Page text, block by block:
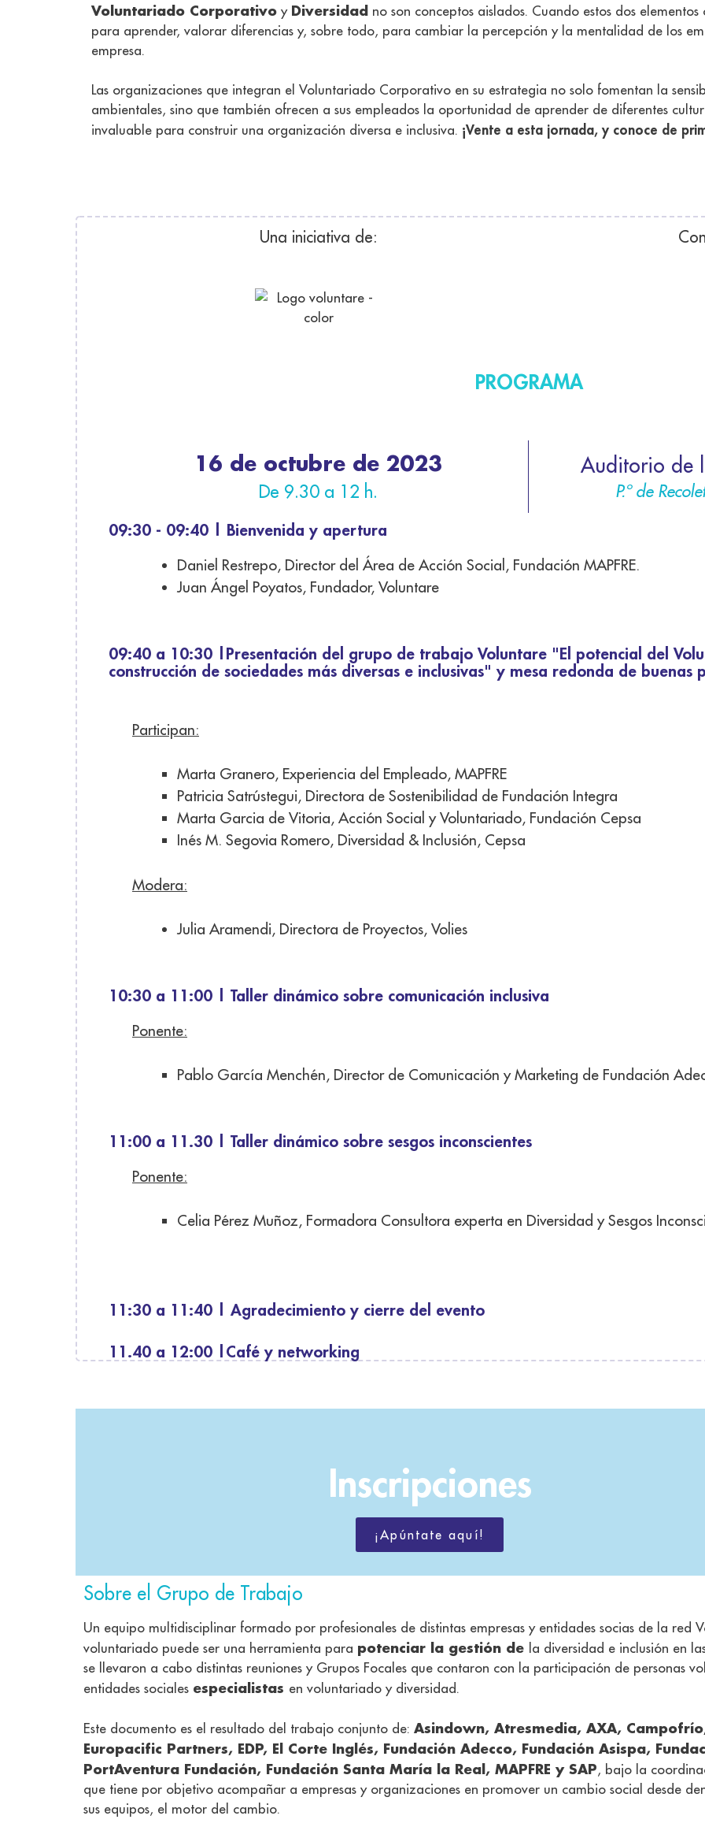
Voluntariado Corporativo y Diversidad no son conceptos aislados. Cuando estos dos
para aprender, valorar diferencias y, sobre todo, para cambiar la percepción y la mentalidad de los
empresa.
Las organizaciones que integran el Voluntariado Corporativo en su estrategia no solo fomentan la
ambientales, sino que también ofrecen a sus empleados la oportunidad de aprender de diferentes
invaluable para construir una organización diversa e inclusiva. ¡Vente a esta jornada, y conoce de
Una iniciativa de:
PROGRAMA
16 de octubre de 2023
De 9.30 a 12 h.
Auditorio de
P.º de
09:30 - 09:40 | Bienvenida y apertura
Daniel Restrepo, Director del Área de Acción Social, Fundación MAPFRE.
Juan Ángel Poyatos, Fundador, Voluntare
09:40 a 10:30 |Presentación del grupo de trabajo Voluntare "El potencial del
construcción de sociedades más diversas e inclusivas" y mesa redonda de buenas
Participan:
Marta Granero, Experiencia del Empleado, MAPFRE
Patricia Satrústegui, Directora de Sostenibilidad de Fundación Integra
Marta Garcia de Vitoria, Acción Social y Voluntariado, Fundación Cepsa
Inés M. Segovia Romero, Diversidad & Inclusión, Cepsa
Modera:
Julia Aramendi, Directora de Proyectos, Volies
10:30 a 11:00 | Taller dinámico sobre comunicación inclusiva
Ponente:
Pablo García Menchén, Director de Comunicación y Marketing de Fundación
11:00 a 11.30 | Taller dinámico sobre sesgos inconscientes
Ponente:
Celia Pérez Muñoz, Formadora Consultora experta en Diversidad y Sesgos
11:30 a 11:40 | Agradecimiento y cierre del evento
11.40 a 12:00 |Café y networking
Inscripciones
¡Apúntate aquí!
Sobre el Grupo de Trabajo
Un equipo multidisciplinar formado por profesionales de distintas empresas y entidades socias de la red
voluntariado puede ser una herramienta para potenciar la gestión de la diversidad e inclusión en
se llevaron a cabo distintas reuniones y Grupos Focales que contaron con la participación de personas
entidades sociales especialistas en voluntariado y diversidad.
Este documento es el resultado del trabajo conjunto de: Asindown, Atresmedia, AXA,
Europacific Partners, EDP, El Corte Inglés, Fundación Adecco, Fundación Asispa,
PortAventura Fundación, Fundación Santa María la Real, MAPFRE y SAP, bajo la
que tiene por objetivo acompañar a empresas y organizaciones en promover un cambio social desde
sus equipos, el motor del cambio.